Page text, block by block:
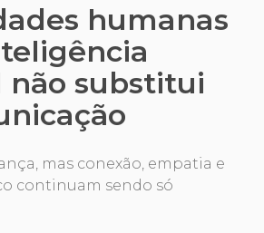
humanas
substitui
mas conexão, empatia e
continuam sendo só